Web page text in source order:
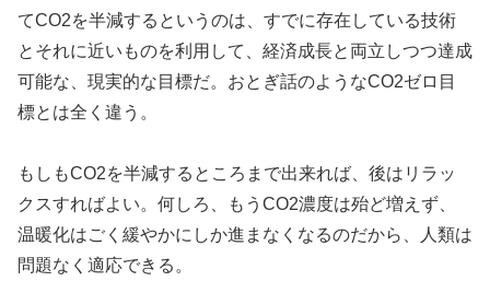
てCO2を半減するというのは、すでに存在している技術
とそれに近いものを利用して、経済成長と両立しつつ達成
可能な、現実的な目標だ。おとぎ話のようなCO2ゼロ目
標とは全く違う。
もしもCO2を半減するところまで出来れば、後はリラッ
クスすればよい。何しろ、もうCO2濃度は殆ど増えず、
温暖化はごく緩やかにしか進まなくなるのだから、人類は
問題なく適応できる。